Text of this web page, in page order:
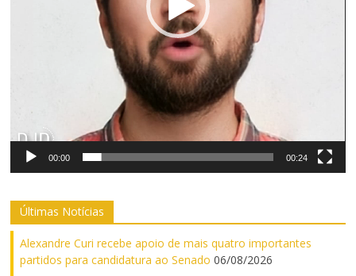
00:00 00:24
Últimas Notícias
Alexandre Curi recebe apoio de mais quatro importantes
partidos para candidatura ao Senado 06/08/2026